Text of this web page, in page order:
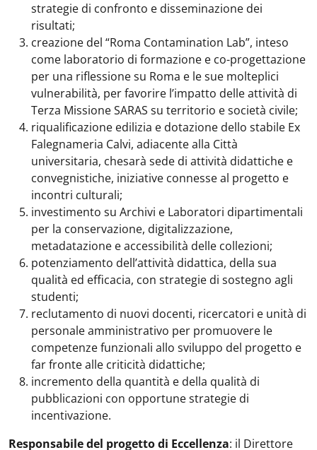
strategie di confronto e disseminazione dei
risultati;
creazione del “Roma Contamination Lab”, inteso
come laboratorio di formazione e co-progettazione
per una riflessione su Roma e le sue molteplici
vulnerabilità, per favorire l’impatto delle attività di
Terza Missione SARAS su territorio e società civile;
riqualificazione edilizia e dotazione dello stabile Ex
Falegnameria Calvi, adiacente alla Città
universitaria, chesarà sede di attività didattiche e
convegnistiche, iniziative connesse al progetto e
incontri culturali;
investimento su Archivi e Laboratori dipartimentali
per la conservazione, digitalizzazione,
metadatazione e accessibilità delle collezioni;
potenziamento dell’attività didattica, della sua
qualità ed efficacia, con strategie di sostegno agli
studenti;
reclutamento di nuovi docenti, ricercatori e unità di
personale amministrativo per promuovere le
competenze funzionali allo sviluppo del progetto e
far fronte alle criticità didattiche;
incremento della quantità e della qualità di
pubblicazioni con opportune strategie di
incentivazione.
Responsabile del progetto di Eccellenza: il Direttore